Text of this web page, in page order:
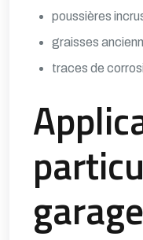
poussières
graisses
traces de